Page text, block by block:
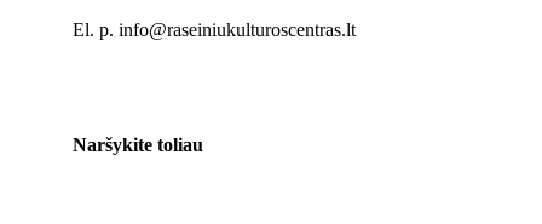
El. p. info@raseiniukulturoscentras.lt
Naršykite toliau